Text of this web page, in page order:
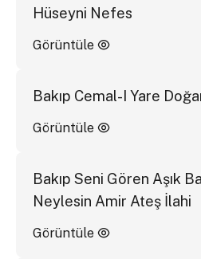
Hüseyni Nefes
Görüntüle
Bakıp Cemal-I Yare
Görüntüle
Bakıp Seni Gören Aşık
Neylesin Amir Ateş İlahi
Görüntüle